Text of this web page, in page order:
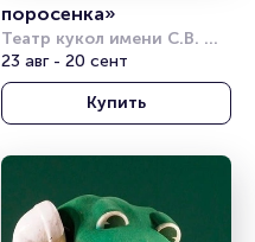
поросенка»
Театр кукол имени С.В.
Образцова
23 авг - 20 сент
Купить